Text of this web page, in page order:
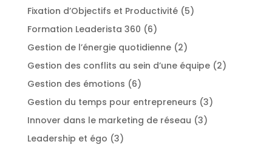
Fixation d’Objectifs et Productivité(5)
Formation Leaderista 360 (6)
Gestion de l’énergie quotidienne(2)
Gestion des conflits au sein d’une équipe(2)
Gestion des émotions (6)
Gestion du temps pour entrepreneurs (3)
Innover dans le marketing de réseau (3)
Leadership et égo (3)